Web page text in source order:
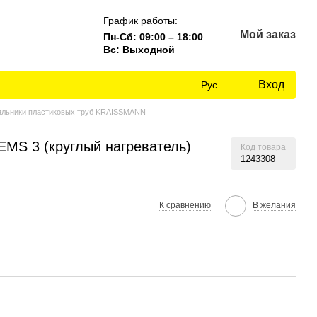
График работы:
Пн-Сб: 09:00 – 18:00
Вс: Выходной
Мой заказ
Рус Вход
пластиковых труб KRAISSMANN
3 (круглый нагреватель) Код товара
1243308
К сравнению В желания